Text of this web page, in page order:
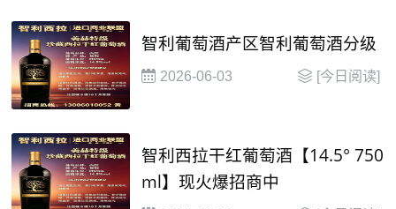
智利葡萄酒产区智利葡萄酒分级
2026-06-03 [今日阅读]
智利西拉干红葡萄酒【14.5° 750
ml】现火爆招商中